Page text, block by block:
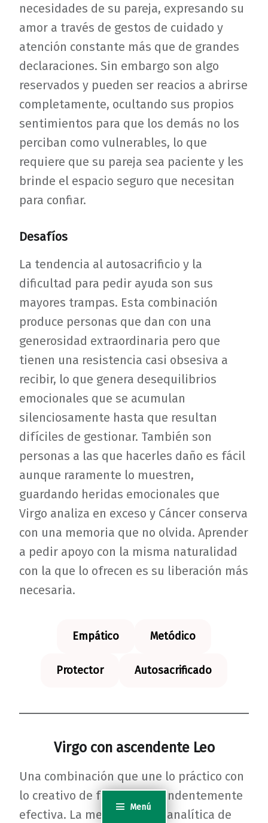
Menú
necesidades de su pareja, expresando su
amor a través de gestos de cuidado y
atención constante más que de grandes
declaraciones. Sin embargo son algo
reservados y pueden ser reacios a abrirse
completamente, ocultando sus propios
sentimientos para que los demás no los
perciban como vulnerables, lo que
requiere que su pareja sea paciente y les
brinde el espacio seguro que necesitan
para confiar.
Desafíos
La tendencia al autosacrificio y la
dificultad para pedir ayuda son sus
mayores trampas. Esta combinación
produce personas que dan con una
generosidad extraordinaria pero que
tienen una resistencia casi obsesiva a
recibir, lo que genera desequilibrios
emocionales que se acumulan
silenciosamente hasta que resultan
difíciles de gestionar. También son
personas a las que hacerles daño es fácil
aunque raramente lo muestren,
guardando heridas emocionales que
Virgo analiza en exceso y Cáncer conserva
con una memoria que no olvida. Aprender
a pedir apoyo con la misma naturalidad
con la que lo ofrecen es su liberación más
necesaria.
Empático Metódico
Protector Autosacrificado
Virgo con ascendente Leo
Una combinación que une lo práctico con
lo creativo de forma sorprendentemente
efectiva. La meticulosidad analítica de